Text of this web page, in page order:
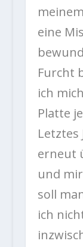
eine
Furcht
ich
Platte
erneut
und
soll
ich